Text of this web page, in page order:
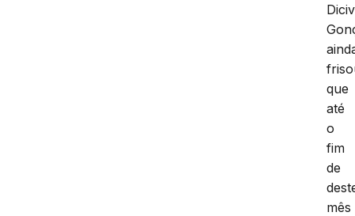
que
até
o
fim
de
mês